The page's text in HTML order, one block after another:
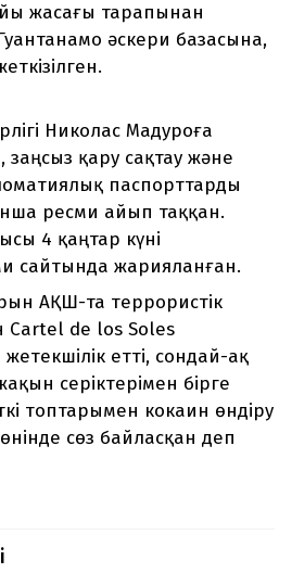
жасағы тарапынан
әскери базасына,
Николас Мадуроға
қару сақтау және
паспорттарды
ресми айып таққан.
4 қаңтар күні
сайтында жарияланған.
АҚШ-та террористік
de los Soles
етті, сондай-ақ
серіктерімен бірге
топтарымен кокаин өндіру
сөз байласқан деп